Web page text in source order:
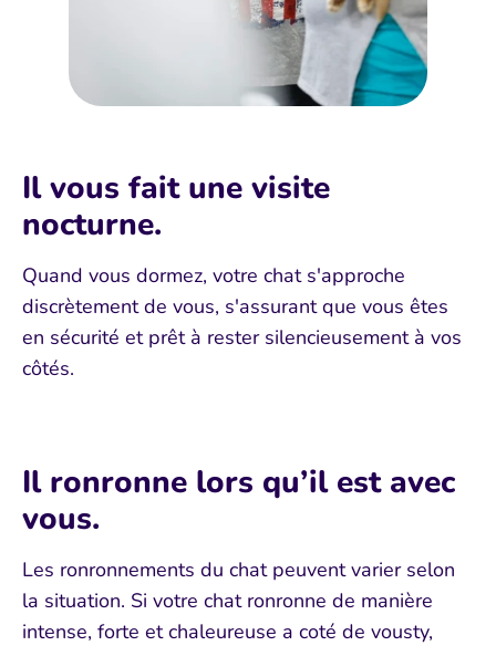
Il vous fait une visite
nocturne.
Quand vous dormez, votre chat s'approche
discrètement de vous, s'assurant que vous êtes
en sécurité et prêt à rester silencieusement à vos
côtés.
Il ronronne lors qu’il est avec
vous.
Les ronronnements du chat peuvent varier selon
la situation. Si votre chat ronronne de manière
intense, forte et chaleureuse a coté de vousty,
Rejoignez-nous
Soumettre